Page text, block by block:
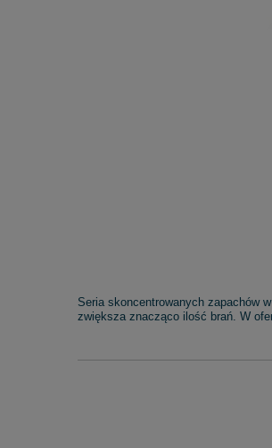
Seria skoncentrowanych zapachów
zwiększa znacząco ilość brań. W